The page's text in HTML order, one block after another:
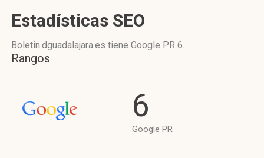
Estadísticas SEO
Boletin.dguadalajara.es tiene Google PR 6.
Rangos
6
Google PR